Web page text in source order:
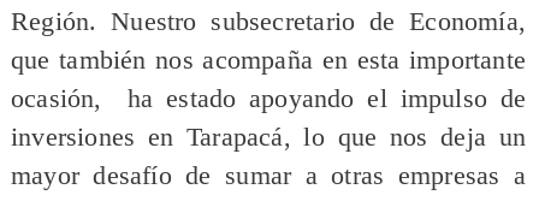
Región. Nuestro subsecretario de Economía,
que también nos acompaña en esta importante
ocasión, ha estado apoyando el impulso de
inversiones en Tarapacá, lo que nos deja un
mayor desafío de sumar a otras empresas a